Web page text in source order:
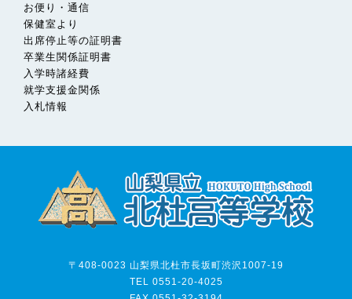
お便り・通信
保健室より
出席停止等の証明書
卒業生関係証明書
入学時諸経費
就学支援金関係
入札情報
〒408-0023 山梨県北杜市長坂町渋沢1007-19
TEL 0551-20-4025